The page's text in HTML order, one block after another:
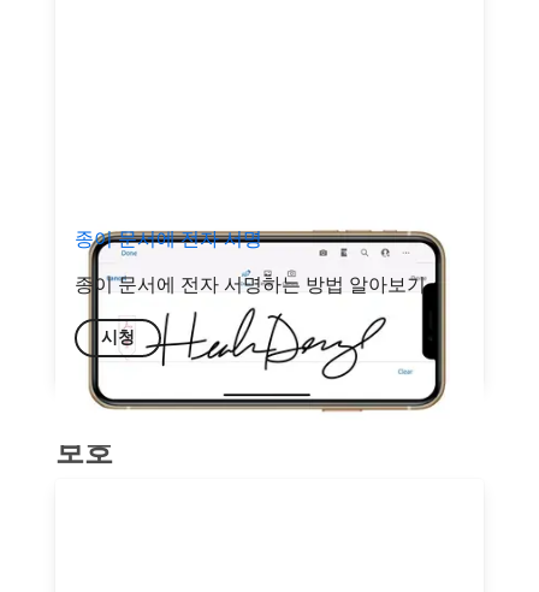
종이 문서에 전자 서명
종이 문서에 전자 서명하는 방법 알아보기
시청
보호